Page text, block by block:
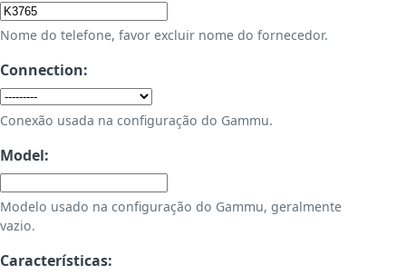
Nome do telefone, favor excluir nome do fornecedor.
Connection:
Conexão usada na configuração do Gammu.
Model:
Modelo usado na configuração do Gammu, geralmente
vazio.
Características: